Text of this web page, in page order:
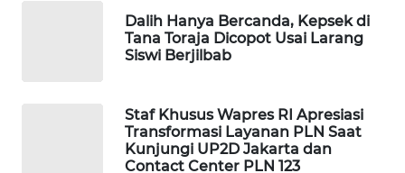
Dalih Hanya Bercanda, Kepsek di
Tana Toraja Dicopot Usai Larang
Siswi Berjilbab
Staf Khusus Wapres RI Apresiasi
Transformasi Layanan PLN Saat
Kunjungi UP2D Jakarta dan
Contact Center PLN 123